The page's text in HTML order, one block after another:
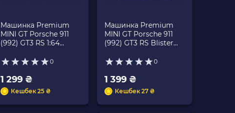
Машинка Premium
MINI GT Porsche 911
(992) GT3 RS 1:64
0
1 299 ₴
Кешбек 25 ₴
Машинка Premium
MINI GT Porsche 911
(992) GT3 RS Blister
MGT01060-BL Red
0
1 399 ₴
Кешбек 27 ₴